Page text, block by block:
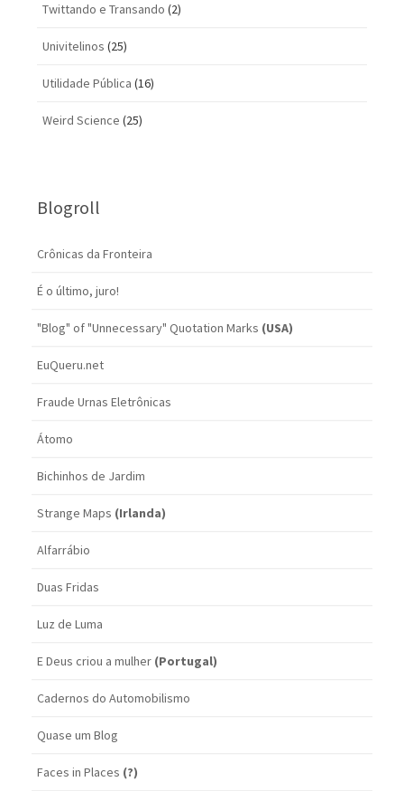
Twittando e Transando (2)
Univitelinos (25)
Utilidade Pública (16)
Weird Science (25)
Blogroll
Crônicas da Fronteira
É o último, juro!
"Blog" of "Unnecessary" Quotation Marks (USA)
EuQueru.net
Fraude Urnas Eletrônicas
Átomo
Bichinhos de Jardim
Strange Maps (Irlanda)
Alfarrábio
Duas Fridas
Luz de Luma
E Deus criou a mulher (Portugal)
Cadernos do Automobilismo
Quase um Blog
Faces in Places (?)